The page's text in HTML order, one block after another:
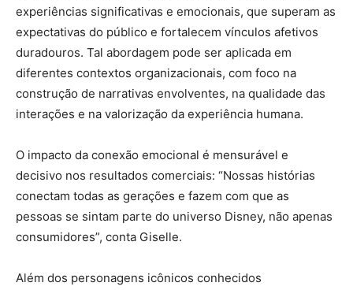
experiências significativas e emocionais, que superam as
expectativas do público e fortalecem vínculos afetivos
duradouros. Tal abordagem pode ser aplicada em
diferentes contextos organizacionais, com foco na
construção de narrativas envolventes, na qualidade das
interações e na valorização da experiência humana.
O impacto da conexão emocional é mensurável e
decisivo nos resultados comerciais: “Nossas histórias
conectam todas as gerações e fazem com que as
pessoas se sintam parte do universo Disney, não apenas
consumidores”, conta Giselle.
Além dos personagens icônicos conhecidos